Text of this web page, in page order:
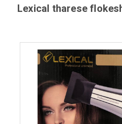
Lexical tharese